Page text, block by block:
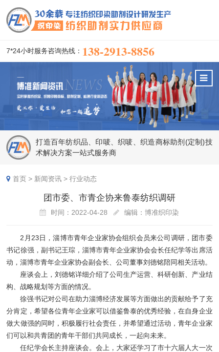
7*24小时服务咨询热线： 138-2913-8856
打造百年纺织品、印唛、织唛、织造商标助剂(定制)技
术解决方案一站式服务商
首页 > 新闻资讯 >行业动态
团市委、市青企协来鲁泰纺织调研
时间：2022-04-28 编辑：博准织印染
2月23日，淄博市青年企业家协会组织会员来公司调研，团市委
书记徐强，副书记王琮，淄博市青年企业家协会会长任纪学等出席活
动，淄博市青年企业家协会副会长、公司董事刘德铭陪同相关活动。
座谈会上，刘德铭详细介绍了公司生产运营、科研创新、产业结
构、战略规划等方面的情况。
徐强书记对公司在助力淄博经济发展等方面做出的贡献给予了充
分肯定，希望各位青年企业家可以借鉴鲁泰的优秀经验，在自身企业
做大做强的同时，积极履行社会责任，并希望通过活动，青年企业家
们可以和共青团的青年干部们共同成长，一起向未来。
任纪学会长主持座谈会。会上，大家还学习了市十六届人大一次